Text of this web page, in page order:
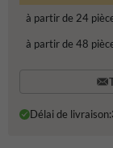
à partir de 24
à partir de 48
Délai de livraison: